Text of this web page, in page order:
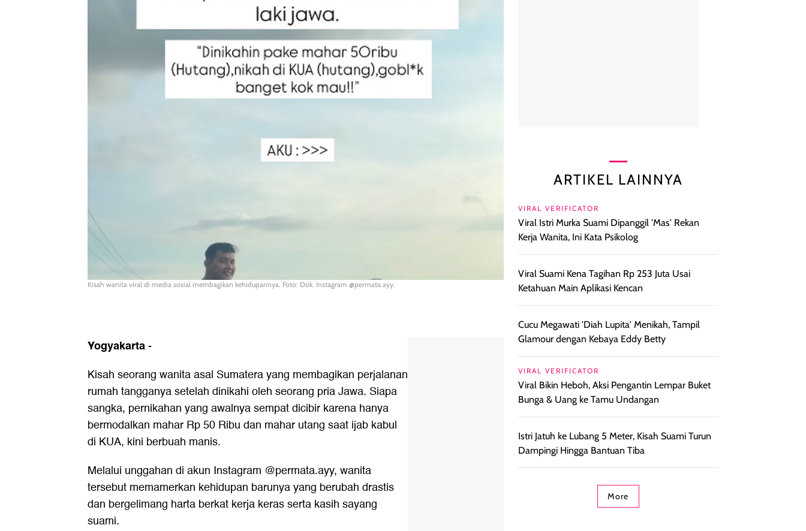
Kisah wanita viral di media sosial membagikan kehidupannya. Foto: Dok. Instagram @permata.ayy.
Yogyakarta-
Kisah seorang wanita asal Sumatera yang membagikan perjalanan
rumah tangganya setelah dinikahi oleh seorang pria Jawa. Siapa
sangka, pernikahan yang awalnya sempat dicibir karena hanya
bermodalkan mahar Rp 50 Ribu dan mahar utang saat ijab kabul
di KUA, kini berbuah manis.
Melalui unggahan di akun Instagram @permata.ayy, wanita
tersebut memamerkan kehidupan barunya yang berubah drastis
dan bergelimang harta berkat kerja keras serta kasih sayang
suami.
ARTIKEL LAINNYA
VIRAL VERIFICATOR
Viral Istri Murka Suami Dipanggil 'Mas' Rekan
Kerja Wanita, Ini Kata Psikolog
Viral Suami Kena Tagihan Rp 253 Juta Usai
Ketahuan Main Aplikasi Kencan
Cucu Megawati 'Diah Lupita' Menikah, Tampil
Glamour dengan Kebaya Eddy Betty
VIRAL VERIFICATOR
Viral Bikin Heboh, Aksi Pengantin Lempar Buket
Bunga & Uang ke Tamu Undangan
Istri Jatuh ke Lubang 5 Meter, Kisah Suami Turun
Dampingi Hingga Bantuan Tiba
More